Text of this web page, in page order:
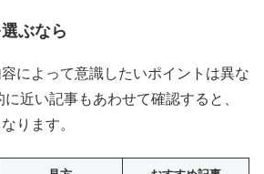
ぶなら
によって意識したいポイントは異な
近い記事もあわせて確認すると、
ります。